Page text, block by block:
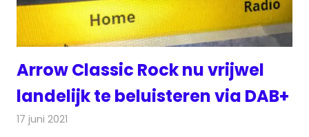
Arrow Classic Rock nu vrijwel
landelijk te beluisteren via DAB+
17 juni 2021